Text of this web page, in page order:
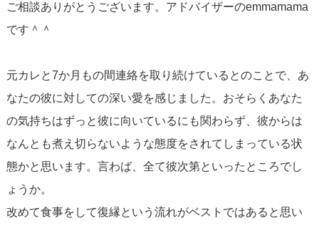
ただし彼の「今お金がない」という返しや、今回の断り方
には理由があるかもしれません。家計事情や仕事の出費が
のために距離を置きたいというサインかもしれません。今
回、誘って断られた後にすぐ追いLINEを送ってしまった点
は、彼に「まだ押されると重い」と受け取られるリスクが
あることは念頭に置いてください。
では実際にどうすれば良いか。会える機会が作れた時に
は、次の3点を順を追って伝えるのが良いと思います。
ご相談ありがとうございます。アドバイザーのemmamama
です＾＾
元カレと7か月もの間連絡を取り続けているとのことで、あ
なたの彼に対しての深い愛を感じました。おそらくあなた
の気持ちはずっと彼に向いているにも関わらず、彼からは
なんとも煮え切らないような態度をされてしまっている状
態かと思います。言わば、全て彼次第といったところでし
ょうか。
改めて食事をして復縁という流れがベストではあると思い